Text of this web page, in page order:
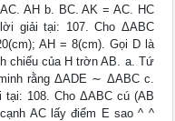
AH b. BC. AK = AC. HC
giải tại: 107. Cho ΔABC
AH = 8(cm). Gọi D là
chiếu của H trờn AB. a. Tứ
rằng ΔADE ∼ ΔABC c.
108. Cho ΔABC cú (AB
AC lấy điểm E sao ^ ^